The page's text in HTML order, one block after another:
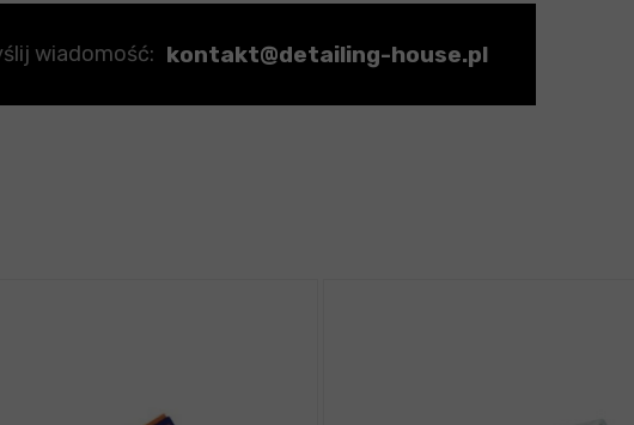
wiadomość: kontakt@detailing-house.pl